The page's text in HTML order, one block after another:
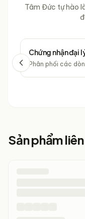
Tâm Đức tự hào
Chứng nhận đại
Phân phối các
Sản phẩm